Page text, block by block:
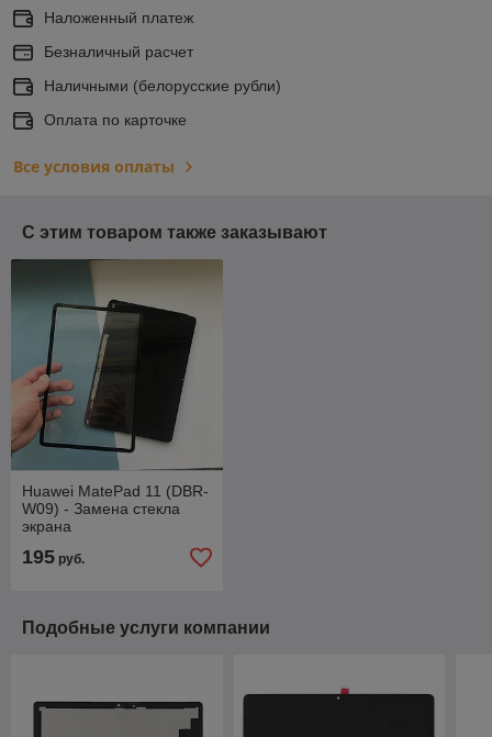
Наложенный платеж
Безналичный расчет
Наличными (белорусские рубли)
Оплата по карточке
Все условия оплаты
С этим товаром также заказывают
Huawei MatePad 11 (DBR-
W09) - Замена стекла
экрана
195 руб.
Подобные услуги компании